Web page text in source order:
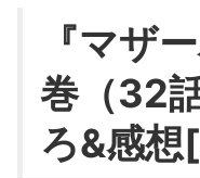
『マザ
巻（32
ろ&感